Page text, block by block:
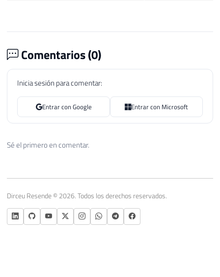
Comentarios (0)
Inicia sesión para comentar:
Entrar con Google Entrar con Microsoft
Sé el primero en comentar.
Dirceu Resende © 2026. Todos los derechos reservados.